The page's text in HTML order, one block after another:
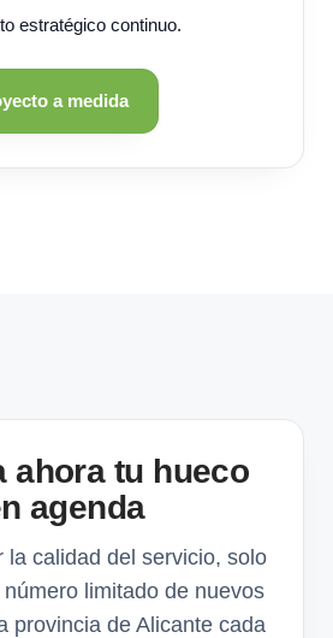
estratégico continuo.
a medida
ahora tu hueco
agenda
la calidad del servicio, solo
limitado de nuevos
provincia de Alicante cada